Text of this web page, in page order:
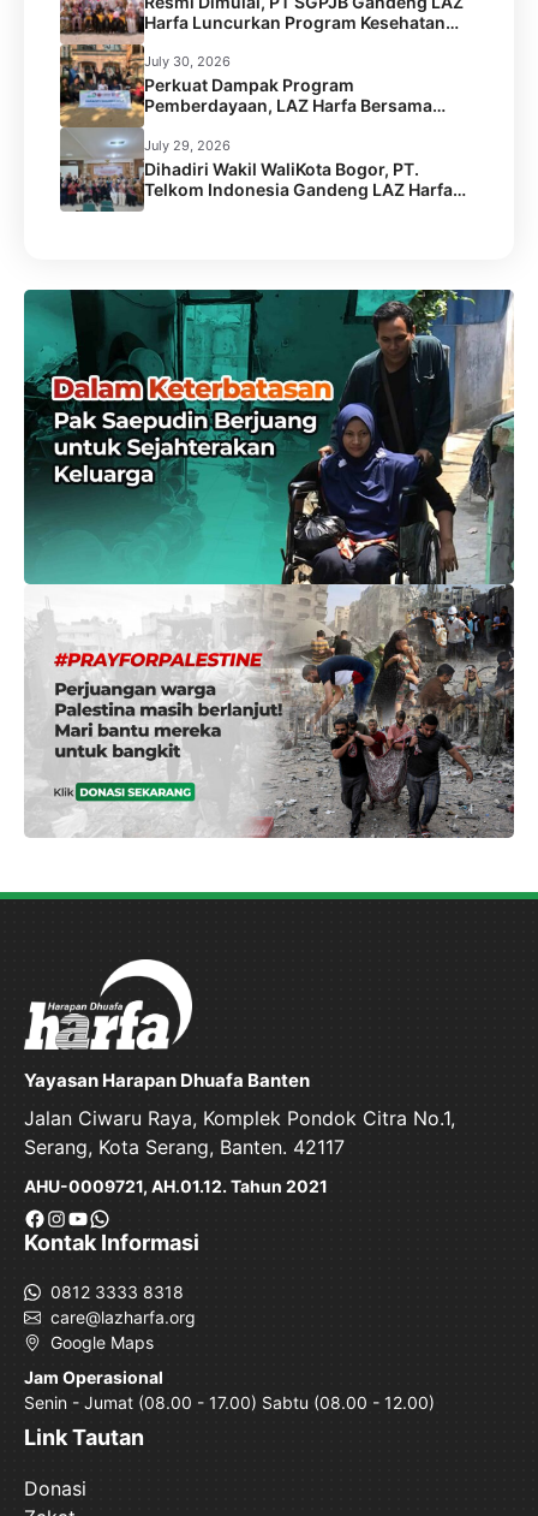
Harfa Luncurkan Program Kesehatan
SEGA KEBUL di 2 Desa Kabupaten
Serang
July 30, 2026
Perkuat Dampak Program
Pemberdayaan, LAZ Harfa Bersama
Caritas Australia dan Australian Aid
Gelar Capacity Building Staf
July 29, 2026
Dihadiri Wakil WaliKota Bogor, PT.
Telkom Indonesia Gandeng LAZ Harfa
Gelar Kick Off Meeting Program
Yayasan Harapan Dhuafa Banten
Jalan Ciwaru Raya, Komplek Pondok Citra No.1,
Serang, Kota Serang, Banten. 42117
AHU-0009721, AH.01.12. Tahun 2021
Facebook
Instagram
YouTube
WhatsApp
Kontak Informasi
0812 3333 8318
care@lazharfa.org
Google Maps
Jam Operasional
Senin - Jumat (08.00 - 17.00) Sabtu (08.00 - 12.00)
Link Tautan
Donasi